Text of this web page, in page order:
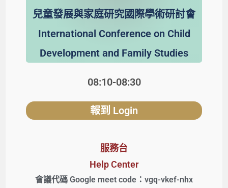
兒童發展與家庭研究國際學術研討會
International Conference on Child
Development and Family Studies
08:10-08:30
報到 Login
服務台
Help Center
會議代碼 Google meet code：vgq-vkef-nhx